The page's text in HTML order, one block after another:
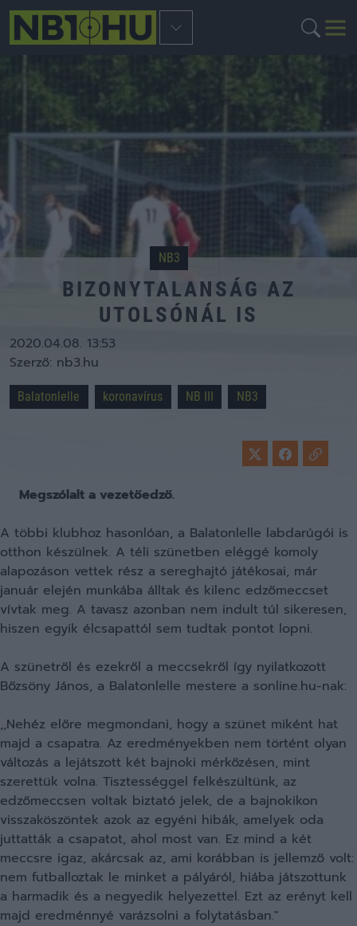
NB3
BIZONYTALANSÁG AZ
UTOLSÓNÁL IS
2020.04.08. 13:53
Szerző: nb3.hu
Balatonlelle koronavírus NB III NB3
Megszólalt a vezetőedző.
A többi klubhoz hasonlóan, a Balatonlelle labdarúgói is
otthon készülnek. A téli szünetben eléggé komoly
alapozáson vettek rész a sereghajtó játékosai, már
január elején munkába álltak és kilenc edzőmeccset
vívtak meg. A tavasz azonban nem indult túl sikeresen,
hiszen egyik élcsapattól sem tudtak pontot lopni.
A szünetről és ezekről a meccsekről így nyilatkozott
Bőzsöny János, a Balatonlelle mestere a sonline.hu-nak:
,,Nehéz előre megmondani, hogy a szünet miként hat
majd a csapatra. Az eredményekben nem történt olyan
változás a lejátszott két bajnoki mérkőzésen, mint
szerettük volna. Tisztességgel felkészültünk, az
edzőmeccsen voltak biztató jelek, de a bajnokikon
visszaköszöntek azok az egyéni hibák, amelyek oda
juttatták a csapatot, ahol most van. Ez mind a két
meccsre igaz, akárcsak az, ami korábban is jellemző volt:
nem futballoztak le minket a pályáról, hiába játszottunk
a harmadik és a negyedik helyezettel. Ezt az erényt kell
majd eredménnyé varázsolni a folytatásban."